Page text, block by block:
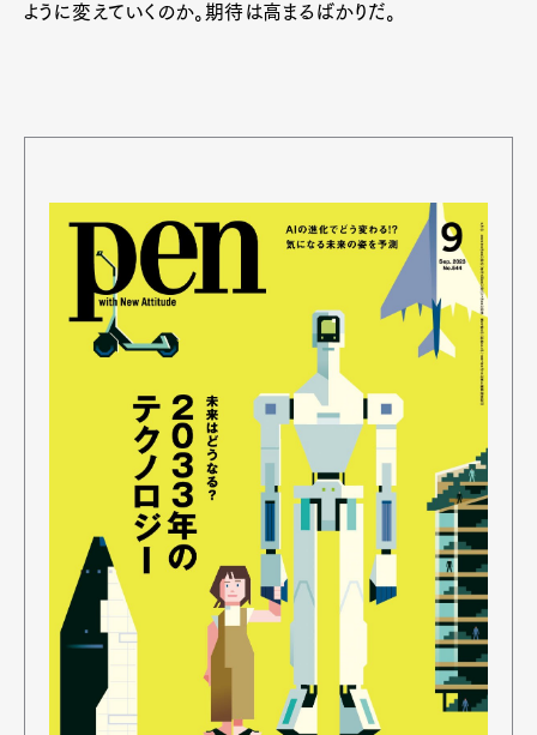
Art&DesignWatch
Fashion
Gourmet
Cars
ProductCulture Lifestyle
ように変えていくのか。期待は高まるばかりだ。